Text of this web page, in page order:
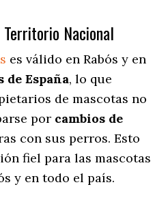
Nacional
es válido en Rabós y en
de España, lo que
de mascotas no
por cambios de
con sus perros. Esto
fiel para las mascotas
y en todo el país.